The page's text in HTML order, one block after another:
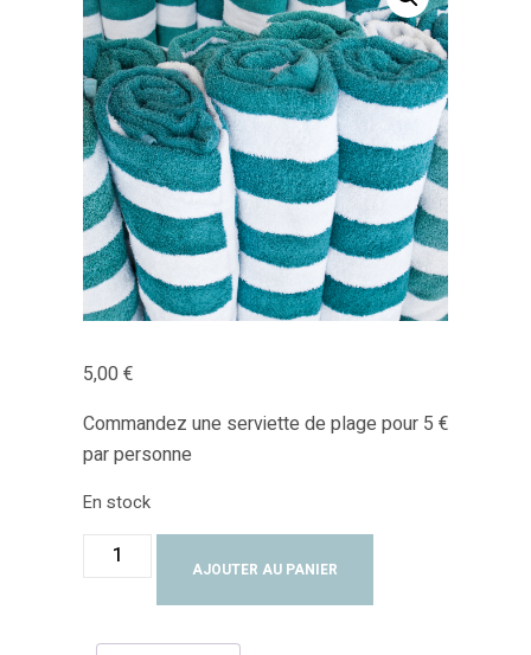
5,00€
Commandez une serviette de plage pour 5 €
par personne
En stock
AJOUTER AU PANIER